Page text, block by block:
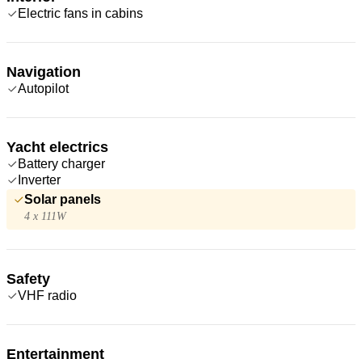
Electric fans in cabins
Navigation
Autopilot
Yacht electrics
Battery charger
Inverter
Solar panels
4 x 111W
Safety
VHF radio
Entertainment